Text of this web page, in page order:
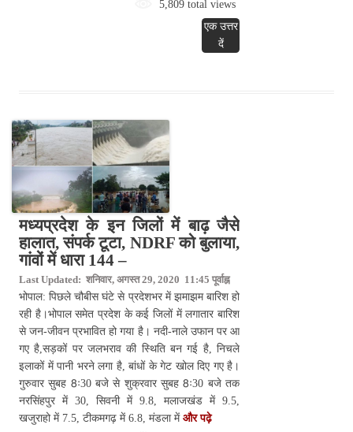
5,809 total views
एक उत्तर
दें
मध्यप्रदेश के इन जिलों में बाढ़ जैसे
हालात, संपर्क टूटा, NDRF को बुलाया,
गांवों में धारा 144 –
Last Updated: शनिवार, अगस्त 29, 2020 11:45 पूर्वाह्न
भोपाल: पिछले चौबीस घंटे से प्रदेशभर में झमाझम बारिश हो
रही है।भोपाल समेत प्रदेश के कई जिलों में लगातार बारिश
से जन-जीवन प्रभावित हो गया है। नदी-नाले उफान पर आ
गए है,सड़कों पर जलभराव की स्थिति बन गई है, निचले
इलाकों में पानी भरने लगा है, बांधों के गेट खोल दिए गए है।
गुरुवार सुबह 8ः30 बजे से शुक्रवार सुबह 8ः30 बजे तक
नरसिंहपुर में 30, सिवनी में 9.8, मलाजखंड में 9.5,
खजुराहो में 7.5, टीकमगढ़ में 6.8, मंडला में और पढ़े